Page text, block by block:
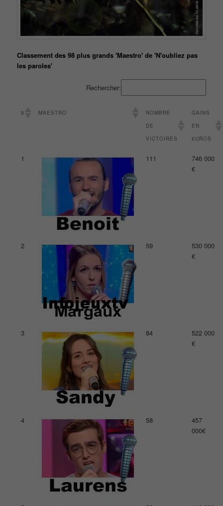
Classement des 98 plus grands 'Maestro' de 'N'oubliez pas
les paroles'
Rechercher:
9 MAESTRO
NOMBRE
DE
VICTOIRES
GAINS
EN
€UROS
1 111
746 000
€
2 59
530 000
€
3 84
522 000
€
4 58
457
000€